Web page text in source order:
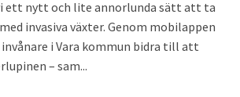
ett nytt och lite annorlunda sätt att ta
invasiva växter. Genom mobilappen
invånare i Vara kommun bidra till att
– sam...